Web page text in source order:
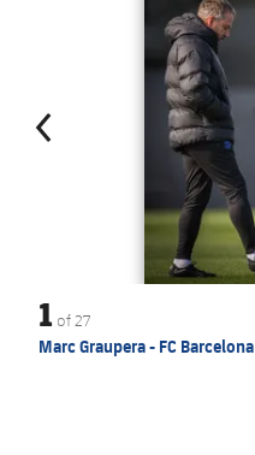
1 of 27
Marc Graupera - FC Barcelona